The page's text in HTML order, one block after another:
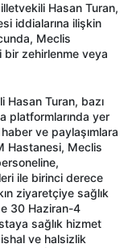
Hasan Turan,
iddialarına ilişkin
Meclis
bir zehirlenme veya
Turan, bazı
platformlarında yer
ve paylaşımlara
Hastanesi, Meclis
ile birinci derece
ziyaretçiye sağlık
30 Haziran-4
sağlık hizmet
ve halsizlik